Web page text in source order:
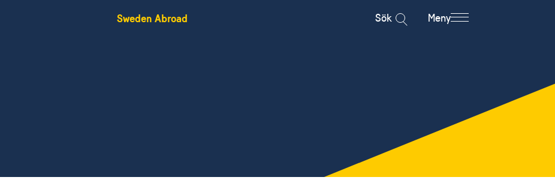
Sweden Abroad Sök Meny